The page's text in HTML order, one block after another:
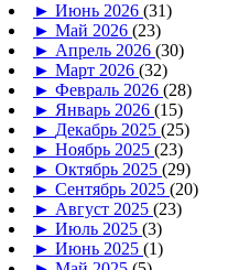
► Июнь 2026 (31)
► Май 2026 (23)
► Апрель 2026 (30)
► Март 2026 (32)
► Февраль 2026 (28)
► Январь 2026 (15)
► Декабрь 2025 (25)
► Ноябрь 2025 (23)
► Октябрь 2025 (29)
► Сентябрь 2025 (20)
► Август 2025 (23)
► Июль 2025 (3)
► Июнь 2025 (1)